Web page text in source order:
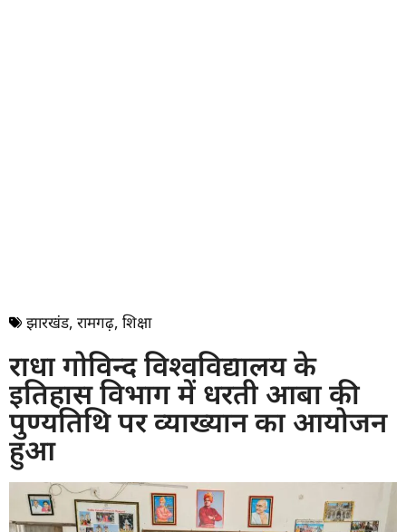
झारखंड, रामगढ़, शिक्षा
राधा गोविन्द विश्वविद्यालय के
इतिहास विभाग में धरती आबा की
पुण्यतिथि पर व्याख्यान का आयोजन
हुआ